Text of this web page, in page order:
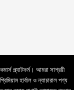
প্ল্যাটফর্ম। আমরা সাশ্রয়ী
হার্বাল ও ন্যাচারাল পণ্য